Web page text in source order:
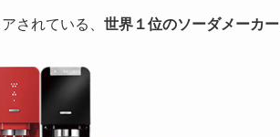
されている、 世界１位のソーダメーカー